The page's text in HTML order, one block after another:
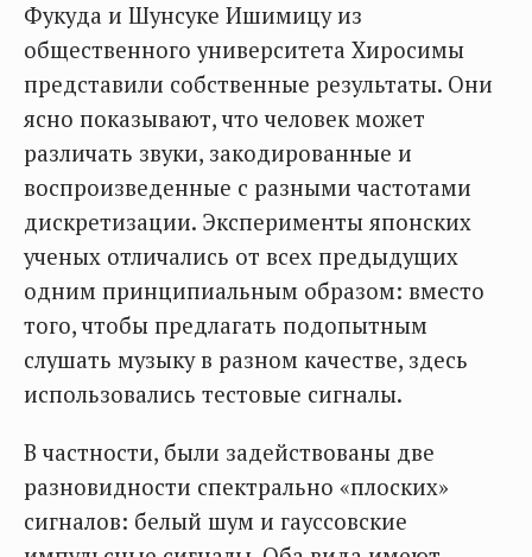
Фукуда и Шунсуке Ишимицу из
общественного университета Хиросимы
представили собственные результаты. Они
ясно показывают, что человек может
различать звуки, закодированные и
воспроизведенные с разными частотами
дискретизации. Эксперименты японских
ученых отличались от всех предыдущих
одним принципиальным образом: вместо
того, чтобы предлагать подопытным
слушать музыку в разном качестве, здесь
использовались тестовые сигналы.
В частности, были задействованы две
разновидности спектрально «плоских»
сигналов: белый шум и гауссовские